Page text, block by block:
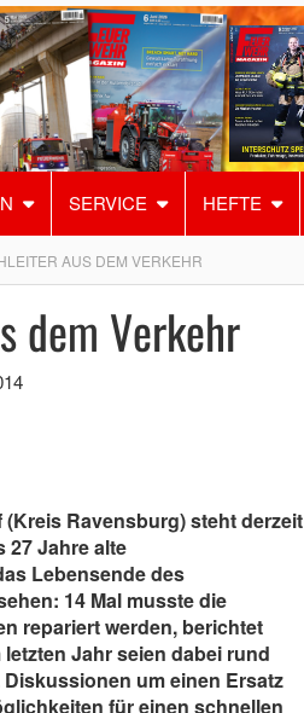
SERVICE HEFTE
AUS DEM VERKEHR
dem Verkehr
Ravensburg) steht derzeit
27 Jahre alte
Lebensende des
14 Mal musste die
repariert werden, berichtet
Jahr seien dabei rund
um einen Ersatz
für einen schnellen